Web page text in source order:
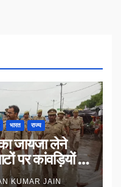
भारत राज्य
जायजा लेने
पर कांवड़ियों से
KUMAR JAIN